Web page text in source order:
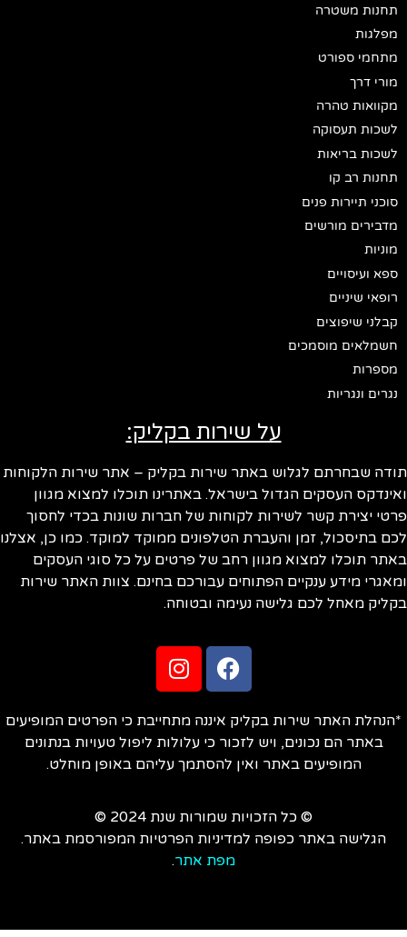
תחנות משטרה
מפלגות
מתחמי ספורט
מורי דרך
מקוואות טהרה
לשכות תעסוקה
לשכות בריאות
תחנות רב קו
סוכני תיירות פנים
מדבירים מורשים
מוניות
ספא ועיסויים
רופאי שיניים
קבלני שיפוצים
חשמלאים מוסמכים
מספרות
נגרים ונגריות
על שירות בקליק:
שבחרתם לגלוש באתר שירות בקליק – אתר שירות הלקוחות
העסקים הגדול בישראל. באתרינו תוכלו למצוא מגוון
יצירת קשר לשירות לקוחות של חברות שונות בכדי לחסוך
בתיסכול, זמן והעברת הטלפונים ממוקד למוקד. כמו כן, אצלנו
תוכלו למצוא מגוון רחב של פרטים על כל סוגי העסקים
מידע ענקיים הפתוחים עבורכם בחינם. צוות האתר שירות
מאחל לכם גלישה נעימה ובטוחה.
האתר שירות בקליק איננה מתחייבת כי הפרטים המופיעים
באתר הם נכונים, ויש לזכור כי עלולות ליפול טעויות בנתונים
המופיעים באתר ואין להסתמך עליהם באופן מוחלט.
© כל הזכויות שמורות שנת 2024 ©
הגלישה באתר כפופה למדיניות הפרטיות המפורסמת באתר.
מפת אתר.